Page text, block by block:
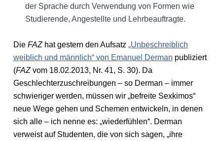
der Sprache durch Verwendung von Formen wie
Studierende, Angestellte und Lehrbeauftragte.
DieFAZ hat gestern den Aufsatz „Unbeschreiblich
weiblich und männlich“ von Emanuel Derman publiziert
(FAZvom 18.02.2013, Nr. 41, S. 30). Da
Geschlechterzuschreibungen – so Derman – immer
schwieriger werden, müssen wir „befreite Sexkimos“
neue Wege gehen und Schemen entwickeln, in denen
sich alle – ich nenne es: „wiederfühlen“. Derman
verweist auf Studenten, die von sich sagen, „ihre